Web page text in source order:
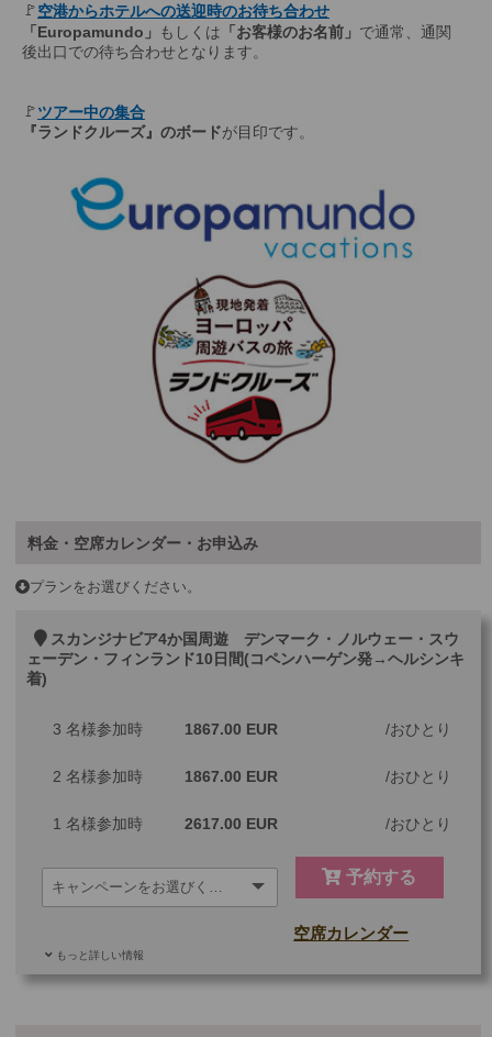
🚩空港からホテルへの送迎時のお待ち合わせ
「Europamundo」 もしくは 「お客様のお名前」 で通常、通関
後出口での待ち合わせとなります。
🚩ツアー中の集合
『ランドクルーズ』のボードが目印です。
料金・空席カレンダー・お申込み
プランをお選びください。
スカンジナビア4か国周遊 デンマーク・ノルウェー・スウ
ェーデン・フィンランド10日間(コペンハーゲン発→ヘルシンキ
着)
3 名様参加時 1867.00 EUR おひとり
2 名様参加時 1867.00 EUR おひとり
1 名様参加時 2617.00 EUR おひとり
予約する
もっと詳しい情報
空席カレンダー